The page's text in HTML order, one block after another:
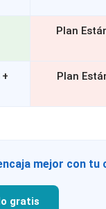
Plan
Plan
mejor con tu
gratis